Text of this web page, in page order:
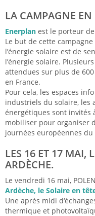
LA CAMPAGNE EN
Enerplan est le porteur
Le but de cette
l’énergie solaire est de
l’énergie solaire.
attendues sur plus de
en France.
Pour cela, les espaces
industriels du solaire, les
énergétiques sont invités
mobiliser pour organiser
journées européennes du
LES 16 ET 17 MAI,
ARDÈCHE.
Le vendredi 16 mai,
Ardèche, le Solaire en
Une après midi
thermique et